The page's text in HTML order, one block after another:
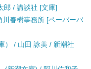
郎 / 講談社 [文庫]
春樹事務所 [ペーパーバ
） / 山田 詠美 / 新潮社